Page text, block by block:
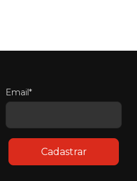
Email*
Cadastrar